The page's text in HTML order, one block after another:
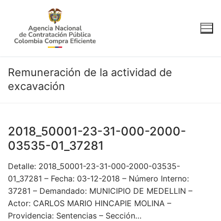
contenido
Remuneración de la actividad de
excavación
2018_50001-23-31-000-2000-
03535-01_37281
Detalle: 2018_50001-23-31-000-2000-03535-
01_37281 – Fecha: 03-12-2018 – Número Interno:
37281 – Demandado: MUNICIPIO DE MEDELLIN –
Actor: CARLOS MARIO HINCAPIE MOLINA –
Providencia: Sentencias – Sección…